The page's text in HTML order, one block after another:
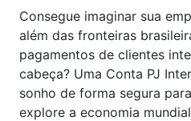
Consegue imaginar sua
além das fronteiras
pagamentos de clientes
cabeça? Uma Conta PJ
sonho de forma segura
explore a economia